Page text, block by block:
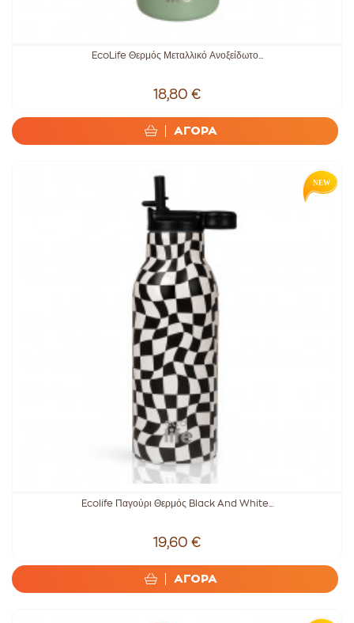
EcoLife Θερμός Μεταλλικό Ανοξείδωτο...
18,80 €
ΑΓΟΡΑ
Ecolife Παγούρι Θερμός Black And White...
19,60 €
ΑΓΟΡΑ